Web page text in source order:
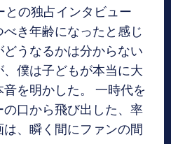
との独占インタビュー
き年齢になったと感じ
うなるかは分からない
僕は子どもが本当に大
を明かした。 一時代を
口から飛び出した、率
、瞬く間にファンの間